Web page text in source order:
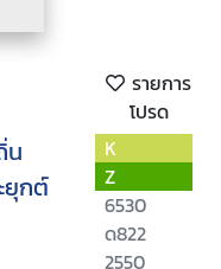
รายการ
โปรด
น
ยุกต์
K
Z
6530
ด822
2550